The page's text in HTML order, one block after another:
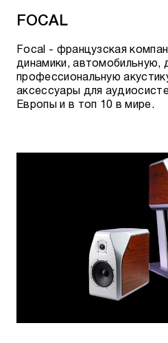
FOCAL
Focal - французская
динамики,
профессиональную
аксессуары для
Европы и в топ 10 в мире.